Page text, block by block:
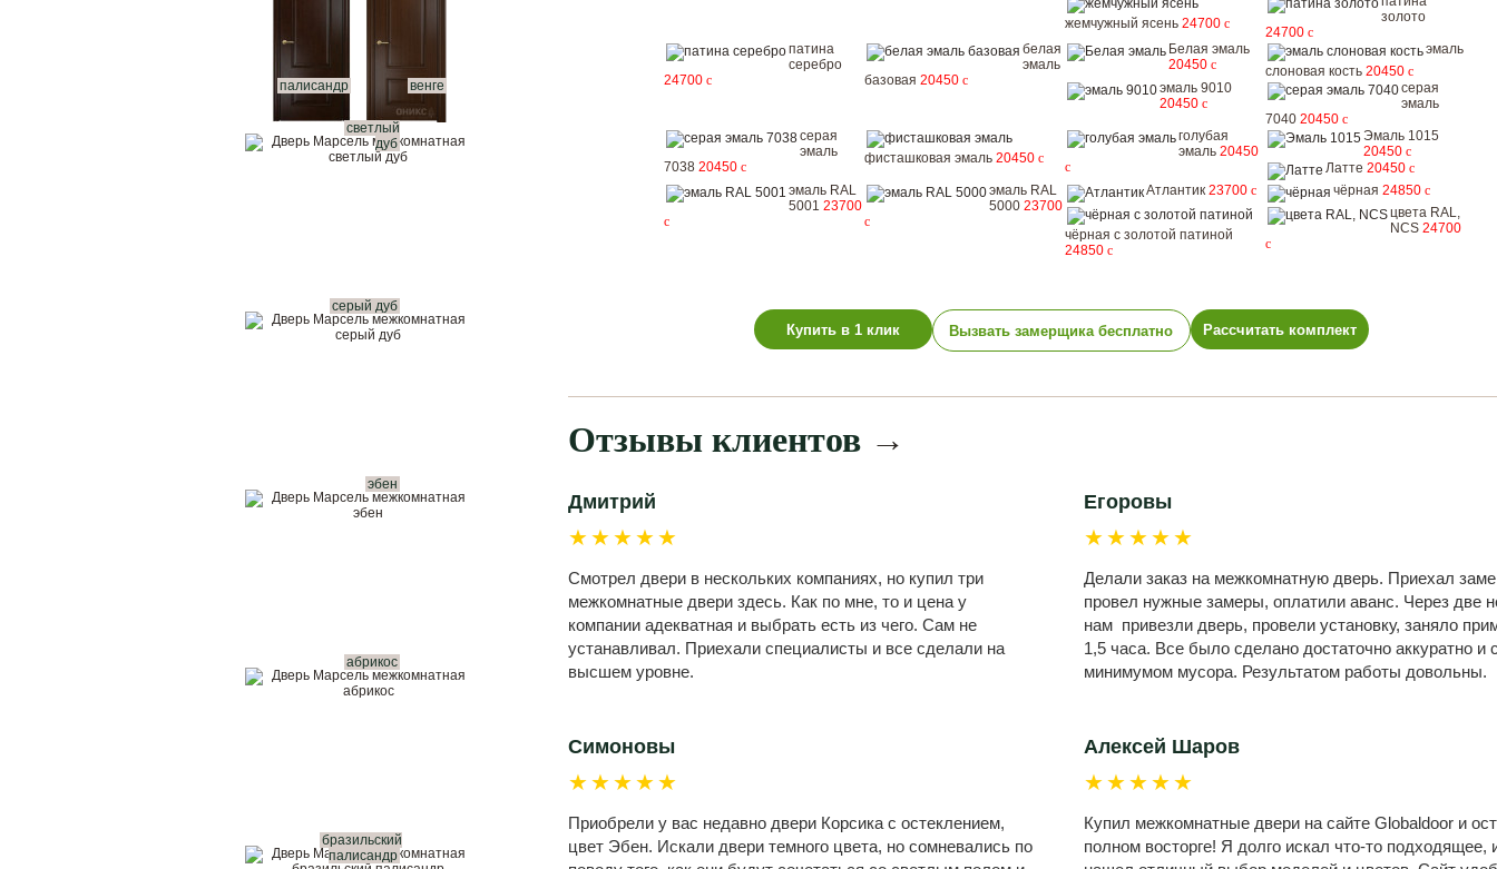
палисандр венге
светлый
дуб
серый дуб
эбен
абрикос
бразильский
палисандр
жемчужный ясень 24700 c
золото
24700 c
патина
серебро
24700 c
белая
эмаль
базовая 20450 c
Белая эмаль
20450 c
эмаль
слоновая кость 20450 c
эмаль 9010
20450 c
серая
эмаль
7040 20450 c
серая
эмаль
7038 20450 c
фисташковая эмаль 20450 c
голубая
эмаль 20450
c
Эмаль 1015
20450 c
Латте 20450 c
эмаль RAL
5001 23700
c
эмаль RAL
5000 23700
c
Атлантик 23700 c чёрная 24850 c
чёрная с золотой патиной
24850 c
цвета RAL,
NCS 24700
c
Купить в 1 клик Вызвать замерщика бесплатно Рассчитать комплект
Отзывы клиентов →
Дмитрий
★★★★★
Смотрел двери в нескольких компаниях, но купил три
межкомнатные двери здесь. Как по мне, то и цена у
компании адекватная и выбрать есть из чего. Сам не
устанавливал. Приехали специалисты и все сделали на
высшем уровне.
Егоровы
★★★★★
Делали заказ на межкомнатную дверь. Приехал
провел нужные замеры, оплатили аванс. Через две
нам привезли дверь, провели установку, заняло
1,5 часа. Все было сделано достаточно аккуратно и
минимумом мусора. Результатом работы довольны.
Симоновы
★★★★★
Приобрели у вас недавно двери Корсика с остеклением,
цвет Эбен. Искали двери темного цвета, но сомневались по
Алексей Шаров
★★★★★
Купил межкомнатные двери на сайте Globaldoor и
полном восторге! Я долго искал что-то подходящее,